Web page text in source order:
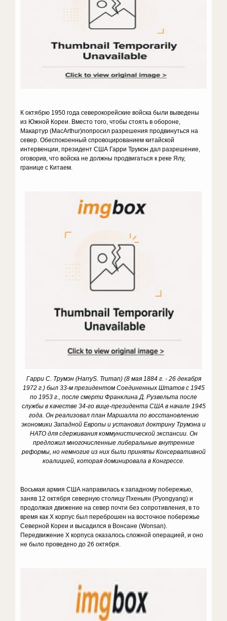
К октябрю 1950 года северокорейские войска были выведены
из Южной Кореи. Вместо того, чтобы стоять в обороне,
Макартур (MacArthur)попросил разрешения продвинуться на
север. Обеспокоенный спровоцированием китайской
интервенции, президент США Гарри Трумэн дал разрешение,
оговорив, что войска не должны продвигаться к реке Ялу,
границе с Китаем.
Гарри С. Трумэн (HarryS. Truman) (8 мая 1884 г. - 26 декабря
1972 г.) был 33-м президентом Соединенных Штатов с 1945
по 1953 г., после смерти Франклина Д. Рузвельта после
службы в качестве 34-го вице-президента США в начале 1945
года. Он реализовал план Маршалла по восстановлению
экономики Западной Европы и установил доктрину Трумэна и
НАТО для сдерживания коммунистической экспансии. Он
предложил многочисленные либеральные внутренние
реформы, но немногие из них были приняты Консервативной
коалицией, которая доминировала в Конгрессе.
Восьмая армия США направилась к западному побережью,
заняв 12 октября северную столицу Пхеньян (Pyongyang) и
продолжая движение на север почти без сопротивления, в то
время как X корпус был переброшен на восточное побережье
Северной Кореи и высадился в Вонсане (Wonsan).
Передвижение X корпуса оказалось сложной операцией, и оно
не было проведено до 26 октября.